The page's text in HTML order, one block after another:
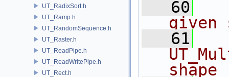
UT_RadixSort.h
UT_Ramp.h
UT_RandomSequence.h
UT_Raster.h
UT_ReadPipe.h
UT_ReadWritePipe.h
UT_Rect.h
   60
given
   61